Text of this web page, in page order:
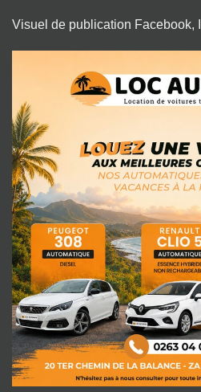
Visuel de publication Facebook,